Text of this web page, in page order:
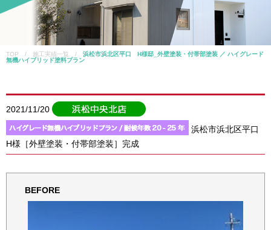
TOP / 施工実績一覧 / 浜松市浜北区平口 H様邸_外壁塗装・付帯部塗装 ／ ハイグレード
無機ハイブリッド塗料プラン
2021/11/20
浜松市浜北区平口
H様［外壁塗装・付帯部塗装］完成
BEFORE